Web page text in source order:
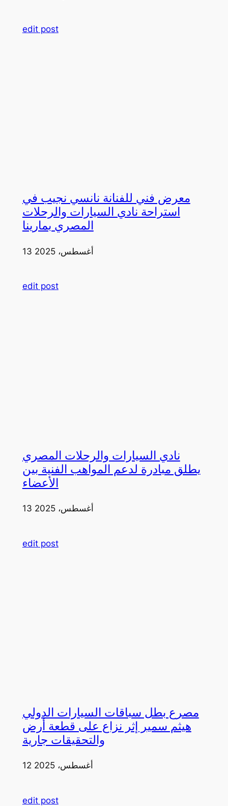
edit post
معرض فني للفنانة نانسي نجيب في
استراحة نادي السيارات والرحلات
المصري بمارينا
13 أغسطس، 2025
edit post
نادي السيارات والرحلات المصري
يطلق مبادرة لدعم المواهب الفنية بين
الأعضاء
13 أغسطس، 2025
edit post
مصرع بطل سباقات السيارات الدولي
هيثم سمير إثر نزاع على قطعة أرض
والتحقيقات جارية
12 أغسطس، 2025
edit post